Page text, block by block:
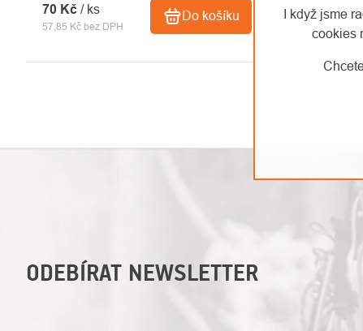
I když jsme
cookies
57,85 Kč bez DPH
70 Kč / ks Do košíku
VÝPISU
ODEBÍRAT NEWSLETTER